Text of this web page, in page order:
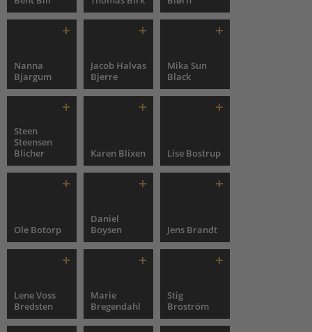
Nanna
Bjargum
Jacob Halvas
Bjerre
Mika Sun
Black
Steen
Steensen
Blicher
Karen Blixen Lise Bostrup
Ole Botorp
Daniel
Boysen
Jens Brandt
Lene Voss
Bredsten
Marie
Bregendahl
Stig
Broström